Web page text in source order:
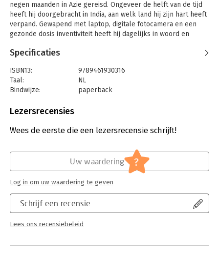
negen maanden in Azie gereisd. Ongeveer de helft van de tijd
heeft hij doorgebracht in India, aan welk land hij zijn hart heeft
verpand. Gewapend met laptop, digitale fotocamera en een
gezonde dosis inventiviteit heeft hij dagelijks in woord en
titels Daily India en Daily Asia.
De Ruiters compacte observaties bieden een ongebruikelijke
en persoonlijke blik op mensen en gebruiken in acht landen:
India, Sri Lanka, Singapore, IndonesiÃ«, Thailand, Laos, Vietnam
landen wilt, als je er al geweest bent of als je wilt lachen,
day!
Specificaties
ISBN13:
9789461930316
Taal:
NL
Bindwijze:
paperback
Uitgever:
Verschijningsdatum:
16-9-2011
Lezersrecensies
Wees de eerste die een lezersrecensie schrijft!
Schrijf een recensie
Lees ons recensiebeleid
Uw waardering ?
Log in om uw waardering te geven